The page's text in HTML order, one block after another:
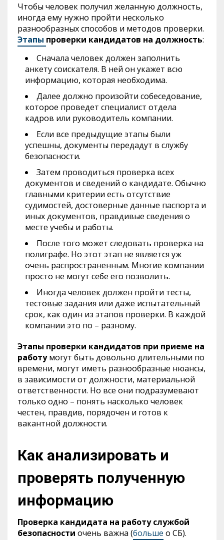
Чтобы человек получил желанную должность,
иногда ему нужно пройти несколько
разнообразных способов и методов проверки.
Этапы проверки кандидатов на должность:
Сначала человек должен заполнить
анкету соискателя. В ней он укажет всю
информацию, которая необходима.
Далее должно произойти собеседование,
которое проведет специалист отдела
кадров или руководитель компании.
Если все предыдущие этапы были
успешны, документы передадут в службу
безопасности.
Затем проводиться проверка всех
документов и сведений о кандидате. Обычно
главными критерии есть отсутствие
судимостей, достоверные данные паспорта и
иных документов, правдивые сведения о
месте учебы и работы.
После того может следовать проверка на
полиграфе. Но этот этап не является уж
очень распространенным. Многие компании
просто не могут себе его позволить.
Иногда человек должен пройти тесты,
тестовые задания или даже испытательный
срок, как один из этапов проверки. В каждой
компании это по – разному.
Этапы проверки кандидатов при приеме на
работумогут быть довольно длительными по
времени, могут иметь разнообразные нюансы,
в зависимости от должности, материальной
ответственности. Но все они подразумевают
только одно – понять насколько человек
честен, правдив, порядочен и готов к
вакантной должности.
Как анализировать и
проверять полученную
информацию
Проверка кандидата на работу службой
безопасности очень важна (больше о СБ).